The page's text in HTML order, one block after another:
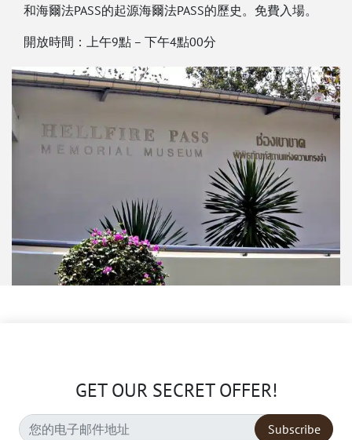
和海爾法PASS的起源海爾法PASS的歷史。免費入場。
開放時間：上午9點 – 下午4點00分
GET OUR SECRET OFFER!
Subscribe